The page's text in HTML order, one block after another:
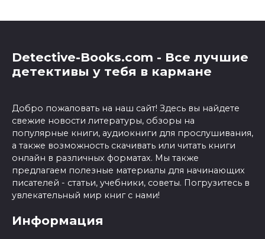
Detective-Books.com - Все лучшие
детективы у тебя в кармане
Добро пожаловать на наш сайт! Здесь вы найдете
свежие новости литературы, обзоры на
популярные книги, аудиокниги для прослушивания,
а также возможность скачивать или читать книги
онлайн в различных форматах. Мы также
предлагаем полезные материалы для начинающих
писателей - статьи, учебники, советы. Погрузитесь в
увлекательный мир книг с нами!
Информация